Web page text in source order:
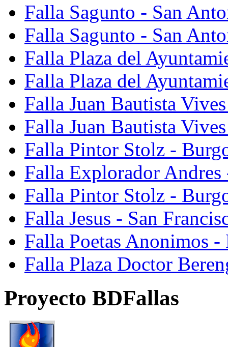
Falla Sagunto - San
Falla Sagunto - San
Falla Plaza del
Falla Plaza del
Falla Juan Bautista
Falla Juan Bautista
Falla Pintor Stolz -
Falla Explorador Andres
Falla Pintor Stolz -
Falla Jesus - San
Falla Poetas Anonimos
Falla Plaza Doctor
Proyecto BDFallas